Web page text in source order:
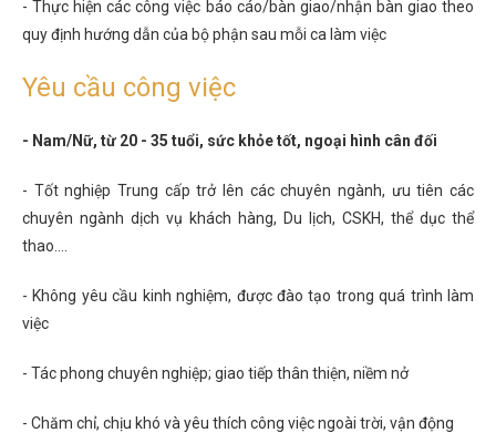
- Thực hiện các công việc báo cáo/bàn giao/nhận bàn giao theo
quy định hướng dẫn của bộ phận sau mỗi ca làm việc
Yêu cầu công việc
- Nam/Nữ, từ 20 - 35 tuổi, sức khỏe tốt, ngoại hình cân đối
- Tốt nghiệp Trung cấp trở lên các chuyên ngành, ưu tiên các
chuyên ngành dịch vụ khách hàng, Du lịch, CSKH, thể dục thể
thao....
- Không yêu cầu kinh nghiệm, được đào tạo trong quá trình làm
việc
- Tác phong chuyên nghiệp; giao tiếp thân thiện, niềm nở
- Chăm chỉ, chịu khó và yêu thích công việc ngoài trời, vận động